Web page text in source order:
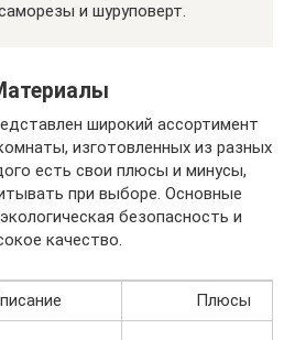
и шуруповерт.
широкий ассортимент
изготовленных из разных
есть свои плюсы и минусы,
при выборе. Основные
безопасность и
качество.
Плюсы